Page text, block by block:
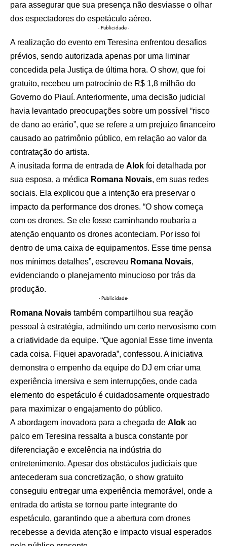
para assegurar que sua presença não desviasse o olhar
dos espectadores do espetáculo aéreo.
- Publicidade -
A realização do evento em Teresina enfrentou desafios
prévios, sendo autorizada apenas por uma liminar
concedida pela Justiça de última hora. O show, que foi
gratuito, recebeu um patrocínio de R$ 1,8 milhão do
Governo do Piauí. Anteriormente, uma decisão judicial
havia levantado preocupações sobre um possível “risco
de dano ao erário”, que se refere a um prejuízo financeiro
causado ao patrimônio público, em relação ao valor da
contratação do artista.
A inusitada forma de entrada de Alok foi detalhada por
sua esposa, a médica Romana Novais, em suas redes
sociais. Ela explicou que a intenção era preservar o
impacto da performance dos drones. “O show começa
com os drones. Se ele fosse caminhando roubaria a
atenção enquanto os drones aconteciam. Por isso foi
dentro de uma caixa de equipamentos. Esse time pensa
nos mínimos detalhes”, escreveu Romana Novais,
evidenciando o planejamento minucioso por trás da
produção.
- Publicidade-
Romana Novais também compartilhou sua reação
pessoal à estratégia, admitindo um certo nervosismo com
a criatividade da equipe. “Que agonia! Esse time inventa
cada coisa. Fiquei apavorada”, confessou. A iniciativa
demonstra o empenho da equipe do DJ em criar uma
experiência imersiva e sem interrupções, onde cada
elemento do espetáculo é cuidadosamente orquestrado
para maximizar o engajamento do público.
A abordagem inovadora para a chegada de Alok ao
palco em Teresina ressalta a busca constante por
diferenciação e excelência na indústria do
entretenimento. Apesar dos obstáculos judiciais que
antecederam sua concretização, o show gratuito
conseguiu entregar uma experiência memorável, onde a
entrada do artista se tornou parte integrante do
espetáculo, garantindo que a abertura com drones
recebesse a devida atenção e impacto visual esperados